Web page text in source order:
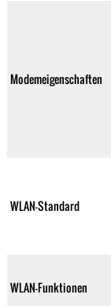
Modemeigenschaften
WLAN-Standard
WLAN-Funktionen